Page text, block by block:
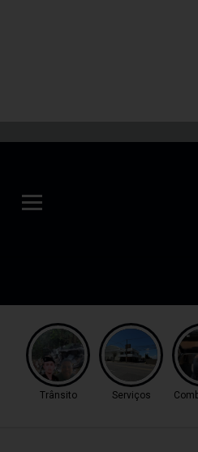
Trânsito Serviços